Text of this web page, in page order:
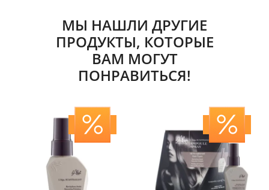
МЫ НАШЛИ ДРУГИЕ
ПРОДУКТЫ, КОТОРЫЕ
ВАМ МОГУТ
ПОНРАВИТЬСЯ!